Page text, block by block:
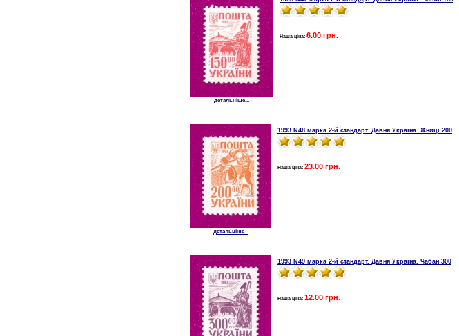
детальніше...
Наша ціна: 6.00 грн.
детальніше...
1993 N48 марка 2-й стандарт. Давня Україна. Жниці 200
Наша ціна: 23.00 грн.
1993 N49 марка 2-й стандарт. Давня Україна. Чабан 300
Наша ціна: 12.00 грн.